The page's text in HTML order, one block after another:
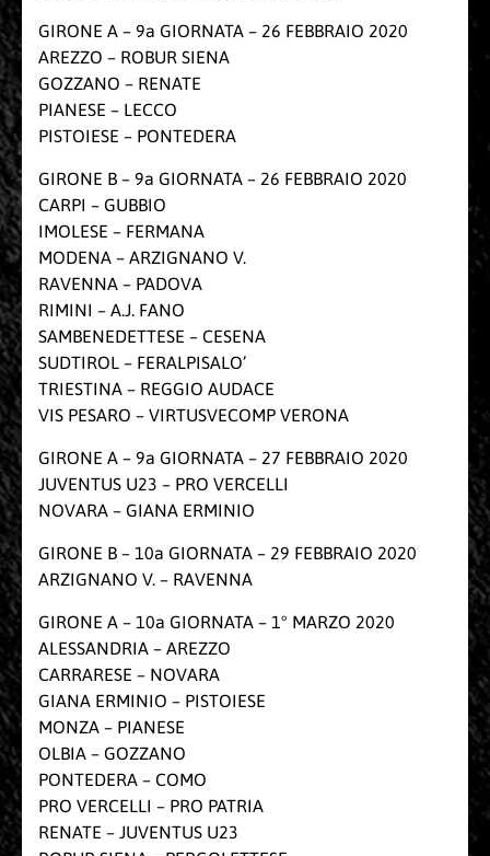
GIRONE A – 9a GIORNATA – 26 FEBBRAIO 2020
AREZZO – ROBUR SIENA
GOZZANO – RENATE
PIANESE – LECCO
PISTOIESE – PONTEDERA
GIRONE B – 9a GIORNATA – 26 FEBBRAIO 2020
CARPI – GUBBIO
IMOLESE – FERMANA
MODENA – ARZIGNANO V.
RAVENNA – PADOVA
RIMINI – A.J. FANO
SAMBENEDETTESE – CESENA
SUDTIROL – FERALPISALO’
TRIESTINA – REGGIO AUDACE
VIS PESARO – VIRTUSVECOMP VERONA
GIRONE A – 9a GIORNATA – 27 FEBBRAIO 2020
JUVENTUS U23 – PRO VERCELLI
NOVARA – GIANA ERMINIO
GIRONE B – 10a GIORNATA – 29 FEBBRAIO 2020
ARZIGNANO V. – RAVENNA
GIRONE A – 10a GIORNATA – 1° MARZO 2020
ALESSANDRIA – AREZZO
CARRARESE – NOVARA
GIANA ERMINIO – PISTOIESE
MONZA – PIANESE
OLBIA – GOZZANO
PONTEDERA – COMO
PRO VERCELLI – PRO PATRIA
RENATE – JUVENTUS U23